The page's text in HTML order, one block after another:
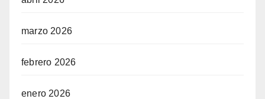
marzo 2026
febrero 2026
enero 2026